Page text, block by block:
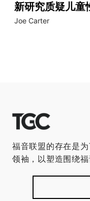
新研究质疑儿童
Joe Carter
福音联盟的存在是
领袖，以塑造围绕福